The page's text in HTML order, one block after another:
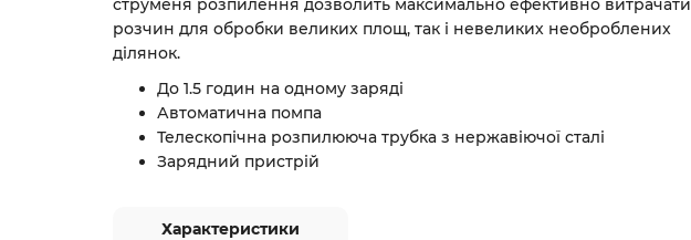
струменя розпилення дозволить максимально ефективно витрачати
розчин для обробки великих площ, так і невеликих необроблених
ділянок.
До 1.5 годин на одному заряді
Автоматична помпа
Телескопічна розпилююча трубка з нержавіючої сталі
Зарядний пристрій
Характеристики